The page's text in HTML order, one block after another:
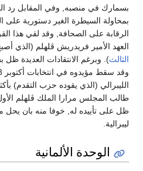
بسمارك في منصبه, وفي المقابل رد
بمحاولة السيطرة الغير دستورية
الرقابة على الصحافة, وقد لقي هذا
العهد الأمير فريدريش ڤلهلم (الذي
الثالث). وبرغم الانتقادات العديدة
الليبرالي (الذي يقوده حزب التقدم)
طالب المجلس مرارا الملك ڤلهلم
ظل على تأييده له, خوفا منه بان
ليبرالية.
الوحدة الألمانية